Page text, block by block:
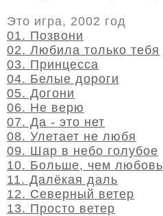
Это игра, 2002 год
01. Позвони
02. Любила только тебя
03. Принцесса
04. Белые дороги
05. Догони
06. Не верю
07. Да - это нет
08. Улетает не любя
09. Шар в небо голубое
10. Больше, чем любовь
11. Далёкая даль
12. Северный ветер
13. Просто ветер